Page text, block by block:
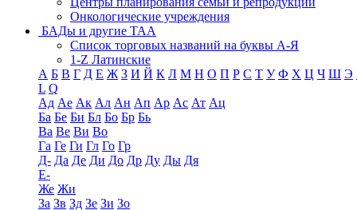
Онкологические учреждения
БАДы и другие ТАА
Список торговых названий на буквы А-Я
1-Z Латинские
А Б В Г Д Е Ж З И Й К Л М Н О П Р С Т У Ф Х Ц Ч Ш Э
L Q
Ад Ае Ак Ал Ан Ап Ар Ас Ат Ац
Ба Бе Би Бл Бо Бр Бь
Ва Ве Ви Во
Га Ге Ги Гл Го Гр
Д- Да Де Ди До Др Ду Ды Дя
Е-
Же Жи
За Зв Зд Зе Зи Зо